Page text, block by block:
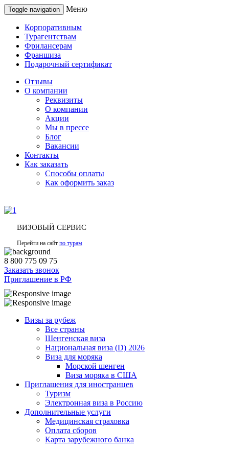
Toggle navigation Меню
Корпоративным
Турагентствам
Фрилансерам
Франшиза
Подарочный сертификат
Отзывы
О компании
Реквизиты
О компании
Акции
Мы в прессе
Блог
Вакансии
Контакты
Как заказать
Способы оплаты
Как оформить заказ
ВИЗОВЫЙ СЕРВИС
Перейти на сайт по турам
8 800 775 09 75
Заказать звонок
Приглашение в РФ
Визы за рубеж
Все страны
Шенгенская виза
Национальная виза (D) 2026
Виза для моряка
Морской шенген
Виза моряка в США
Приглашения для иностранцев
Туризм
Электронная виза в Россию
Дополнительные услуги
Медицинская страховка
Оплата сборов
Карта зарубежного банка